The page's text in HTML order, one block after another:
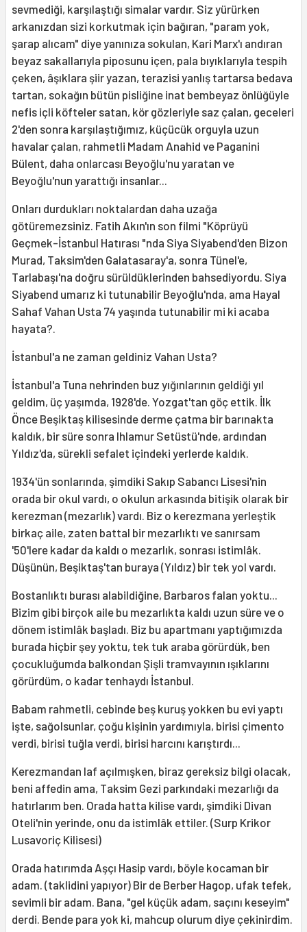
sevmediği, karşılaştığı simalar vardır. Siz yürürken
arkanızdan sizi korkutmak için bağıran, "param yok,
şarap alıcam" diye yanınıza sokulan, Kari Marx'ı andıran
beyaz sakallarıyla piposunu içen, pala bıyıklarıyla tespih
çeken, âşıklara şiir yazan, terazisi yanlış tartarsa bedava
tartan, sokağın bütün pisliğine inat bembeyaz önlüğüyle
nefis içli köfteler satan, kör gözleriyle saz çalan, geceleri
2'den sonra karşılaştığımız, küçücük orguyla uzun
havalar çalan, rahmetli Madam Anahid ve Paganini
Bülent, daha onlarcası Beyoğlu'nu yaratan ve
Beyoğlu'nun yarattığı insanlar...
Onları durdukları noktalardan daha uzağa
götüremezsiniz. Fatih Akın'ın son filmi "Köprüyü
Geçmek-İstanbul Hatırası "nda Siya Siyabend'den Bizon
Murad, Taksim'den Galatasaray'a, sonra Tünel'e,
Tarlabaşı'na doğru sürüldüklerinden bahsediyordu. Siya
Siyabend umarız ki tutunabilir Beyoğlu'nda, ama Hayal
Sahaf Vahan Usta 74 yaşında tutunabilir mi ki acaba
hayata?.
İstanbul'a ne zaman geldiniz Vahan Usta?
İstanbul'a Tuna nehrinden buz yığınlarının geldiği yıl
geldim, üç yaşımda, 1928'de. Yozgat'tan göç ettik. İlk
Önce Beşiktaş kilisesinde derme çatma bir barınakta
kaldık, bir süre sonra Ihlamur Setüstü'nde, ardından
Yıldız'da, sürekli sefalet içindeki yerlerde kaldık.
1934'ün sonlarında, şimdiki Sakıp Sabancı Lisesi'nin
orada bir okul vardı, o okulun arkasında bitişik olarak bir
kerezman (mezarlık) vardı. Biz o kerezmana yerleştik
birkaç aile, zaten battal bir mezarlıktı ve sanırsam
'50'lere kadar da kaldı o mezarlık, sonrası istimlâk.
Düşünün, Beşiktaş'tan buraya (Yıldız) bir tek yol vardı.
Bostanlıktı burası alabildiğine, Barbaros falan yoktu...
Bizim gibi birçok aile bu mezarlıkta kaldı uzun süre ve o
dönem istimlâk başladı. Biz bu apartmanı yaptığımızda
burada hiçbir şey yoktu, tek tuk araba görürdük, ben
çocukluğumda balkondan Şişli tramvayının ışıklarını
görürdüm, o kadar tenhaydı İstanbul.
Babam rahmetli, cebinde beş kuruş yokken bu evi yaptı
işte, sağolsunlar, çoğu kişinin yardımıyla, birisi çimento
verdi, birisi tuğla verdi, birisi harcını karıştırdı...
Kerezmandan laf açılmışken, biraz gereksiz bilgi olacak,
beni affedin ama, Taksim Gezi parkındaki mezarlığı da
hatırlarım ben. Orada hatta kilise vardı, şimdiki Divan
Oteli'nin yerinde, onu da istimlâk ettiler. (Surp Krikor
Lusavoriç Kilisesi)
Orada hatırımda Aşçı Hasip vardı, böyle kocaman bir
adam. (taklidini yapıyor) Bir de Berber Hagop, ufak tefek,
sevimli bir adam. Bana, "gel küçük adam, saçını keseyim"
derdi. Bende para yok ki, mahcup olurum diye çekinirdim.